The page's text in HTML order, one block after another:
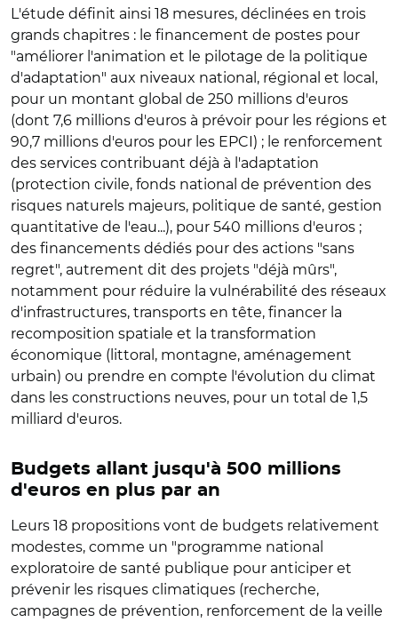
L'étude définit ainsi 18 mesures, déclinées en trois
grands chapitres : le financement de postes pour
"améliorer l'animation et le pilotage de la politique
d'adaptation" aux niveaux national, régional et local,
pour un montant global de 250 millions d'euros
(dont 7,6 millions d'euros à prévoir pour les régions et
90,7 millions d'euros pour les EPCI) ; le renforcement
des services contribuant déjà à l'adaptation
(protection civile, fonds national de prévention des
risques naturels majeurs, politique de santé, gestion
quantitative de l'eau...), pour 540 millions d'euros ;
des financements dédiés pour des actions "sans
regret", autrement dit des projets "déjà mûrs",
notamment pour réduire la vulnérabilité des réseaux
d'infrastructures, transports en tête, financer la
recomposition spatiale et la transformation
économique (littoral, montagne, aménagement
urbain) ou prendre en compte l'évolution du climat
dans les constructions neuves, pour un total de 1,5
milliard d'euros.
Budgets allant jusqu'à 500 millions
d'euros en plus par an
Leurs 18 propositions vont de budgets relativement
modestes, comme un "programme national
exploratoire de santé publique pour anticiper et
prévenir les risques climatiques (recherche,
campagnes de prévention, renforcement de la veille